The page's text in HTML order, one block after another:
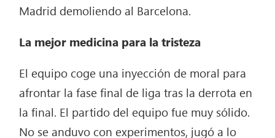
Madrid demoliendo al Barcelona.
La mejor medicina para la tristeza
El equipo coge una inyección de moral para
afrontar la fase final de liga tras la derrota en
la final. El partido del equipo fue muy sólido.
No se anduvo con experimentos, jugó a lo